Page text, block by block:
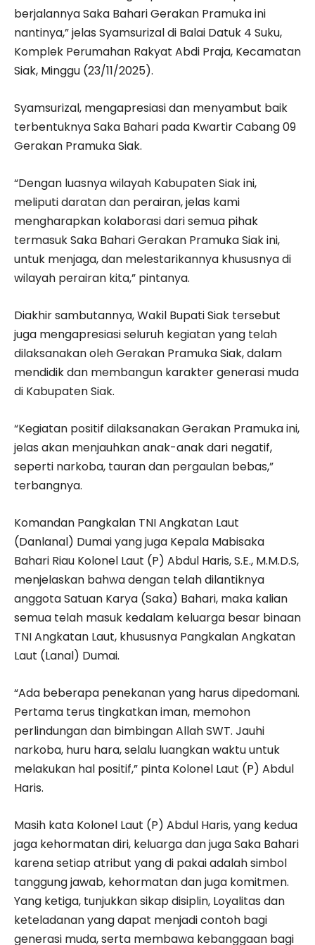
berjalannya Saka Bahari Gerakan Pramuka ini
nantinya,” jelas Syamsurizal di Balai Datuk 4 Suku,
Komplek Perumahan Rakyat Abdi Praja, Kecamatan
Siak, Minggu (23/11/2025).
Syamsurizal, mengapresiasi dan menyambut baik
terbentuknya Saka Bahari pada Kwartir Cabang 09
Gerakan Pramuka Siak.
“Dengan luasnya wilayah Kabupaten Siak ini,
meliputi daratan dan perairan, jelas kami
mengharapkan kolaborasi dari semua pihak
termasuk Saka Bahari Gerakan Pramuka Siak ini,
untuk menjaga, dan melestarikannya khususnya di
wilayah perairan kita,” pintanya.
Diakhir sambutannya, Wakil Bupati Siak tersebut
juga mengapresiasi seluruh kegiatan yang telah
dilaksanakan oleh Gerakan Pramuka Siak, dalam
mendidik dan membangun karakter generasi muda
di Kabupaten Siak.
“Kegiatan positif dilaksanakan Gerakan Pramuka ini,
jelas akan menjauhkan anak-anak dari negatif,
seperti narkoba, tauran dan pergaulan bebas,”
terbangnya.
Komandan Pangkalan TNI Angkatan Laut
(Danlanal) Dumai yang juga Kepala Mabisaka
Bahari Riau Kolonel Laut (P) Abdul Haris, S.E., M.M.D.S,
menjelaskan bahwa dengan telah dilantiknya
anggota Satuan Karya (Saka) Bahari, maka kalian
semua telah masuk kedalam keluarga besar binaan
TNI Angkatan Laut, khususnya Pangkalan Angkatan
Laut (Lanal) Dumai.
“Ada beberapa penekanan yang harus dipedomani.
Pertama terus tingkatkan iman, memohon
perlindungan dan bimbingan Allah SWT. Jauhi
narkoba, huru hara, selalu luangkan waktu untuk
melakukan hal positif,” pinta Kolonel Laut (P) Abdul
Haris.
Masih kata Kolonel Laut (P) Abdul Haris, yang kedua
jaga kehormatan diri, keluarga dan juga Saka Bahari
karena setiap atribut yang di pakai adalah simbol
tanggung jawab, kehormatan dan juga komitmen.
Yang ketiga, tunjukkan sikap disiplin, Loyalitas dan
keteladanan yang dapat menjadi contoh bagi
generasi muda, serta membawa kebanggaan bagi